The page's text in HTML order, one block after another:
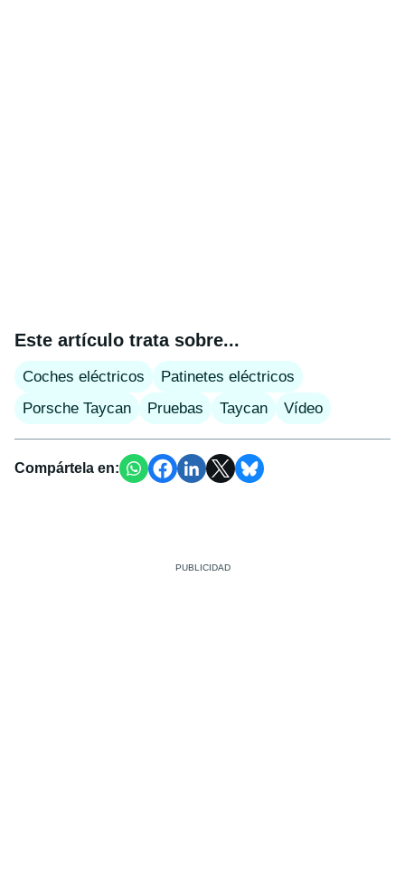
Este artículo trata sobre...
Coches eléctricos
Patinetes eléctricos
Porsche Taycan
Pruebas Taycan Vídeo
Compártela en: